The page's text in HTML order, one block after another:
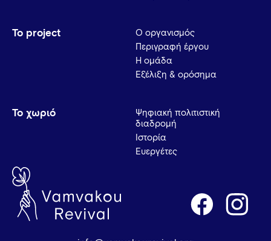
Το project
Ο οργανισμός
Περιγραφή έργου
Η ομάδα
Εξέλιξη & ορόσημα
Το χωριό
Ψηφιακή πολιτιστική
διαδρομή
Ιστορία
Ευεργέτες